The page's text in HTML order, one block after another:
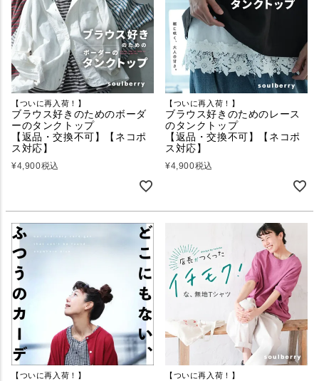
【ついに再入荷！】
ブラウス好きのためのボーダ
ーのタンクトップ
【返品・交換不可】【ネコポ
ス対応】
¥4,900税込
【ついに再入荷！】
ブラウス好きのためのレース
のタンクトップ
【返品・交換不可】【ネコポ
ス対応】
¥4,900税込
【ついに再入荷！】 【ついに再入荷！】